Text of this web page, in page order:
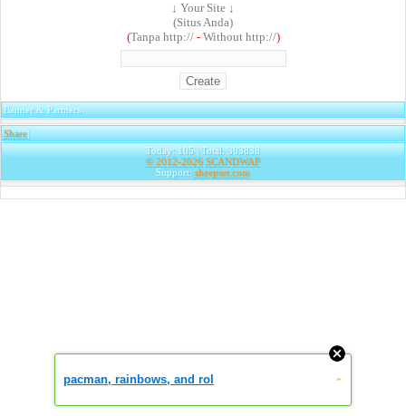
↓ Your Site ↓
(Situs Anda)
(Tanpa http:// -Without http://)
Banner & Partners
Share|
Today: 105 | Total: 303838
© 2012-2026 SCANDWAP
Support: sheepser.com
pacman, rainbows, and rol »